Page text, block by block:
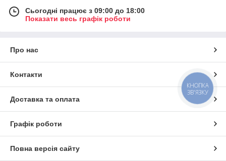
Сьогодні працює з 09:00 до 18:00
Показати весь графік роботи
Про нас
Контакти
Доставка та оплата
Графік роботи
Повна версія сайту
КНОПКА
ЗВ'ЯЗКУ